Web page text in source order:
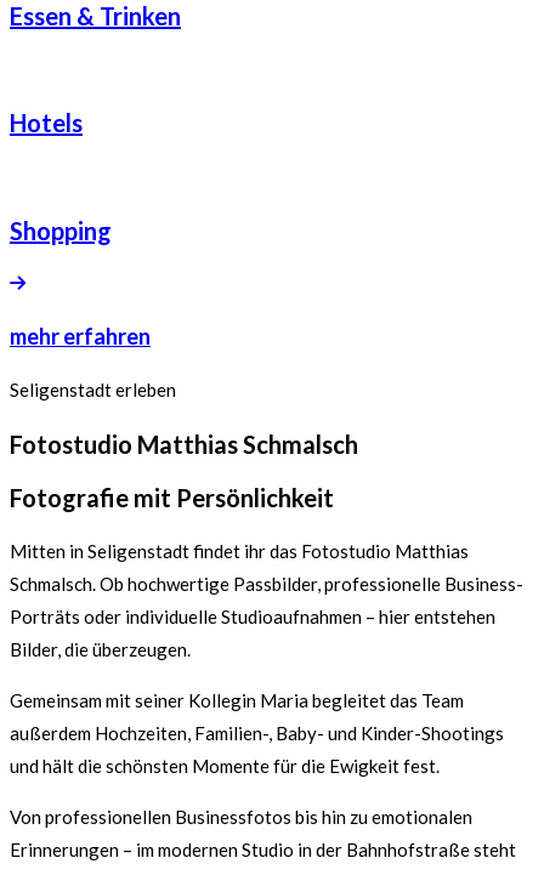
Essen & Trinken
Hotels
Shopping
mehr erfahren
Seligenstadt erleben
Fotostudio Matthias Schmalsch
Fotografie mit Persönlichkeit
Mitten in Seligenstadt findet ihr das Fotostudio Matthias
Schmalsch. Ob hochwertige Passbilder, professionelle Business-
Porträts oder individuelle Studioaufnahmen – hier entstehen
Bilder, die überzeugen.
Gemeinsam mit seiner Kollegin Maria begleitet das Team
außerdem Hochzeiten, Familien-, Baby- und Kinder-Shootings
und hält die schönsten Momente für die Ewigkeit fest.
Von professionellen Businessfotos bis hin zu emotionalen
Erinnerungen – im modernen Studio in der Bahnhofstraße steht